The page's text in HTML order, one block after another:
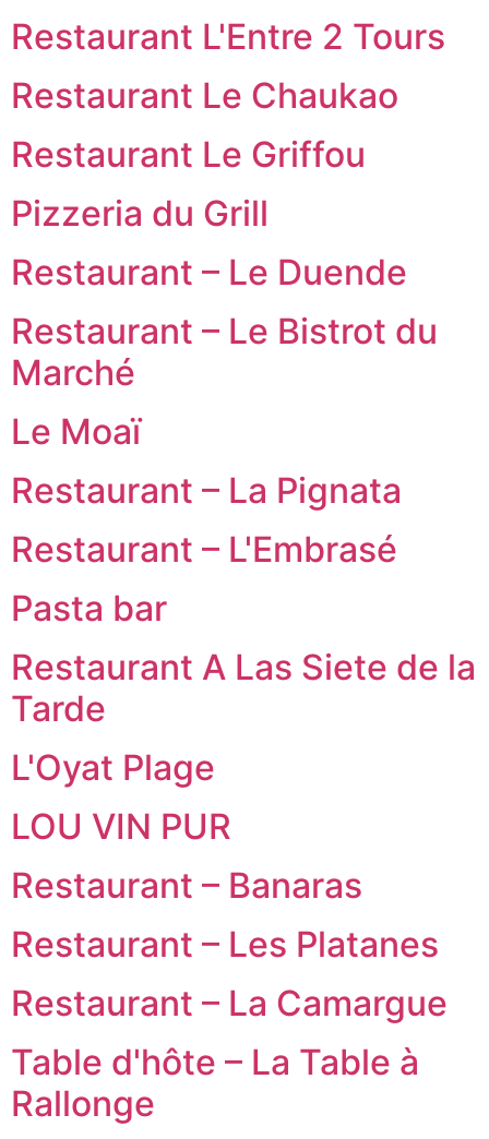
Restaurant L'Entre 2 Tours
Restaurant Le Chaukao
Restaurant Le Griffou
Pizzeria du Grill
Restaurant – Le Duende
Restaurant – Le Bistrot du
Marché
Le Moaï
Restaurant – La Pignata
Restaurant – L'Embrasé
Pasta bar
Restaurant A Las Siete de la
Tarde
L'Oyat Plage
LOU VIN PUR
Restaurant – Banaras
Restaurant – Les Platanes
Restaurant – La Camargue
Table d'hôte – La Table à
Rallonge